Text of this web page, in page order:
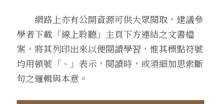
．聽聽，隔山的道人！
網路上亦有公開資源可供大眾閱取，建議參
學者下載「線上聆聽」主頁下方連結之文書檔
案，將其列印出來以便閱讀學習，惟其標點符號
均用頓號「、」表示，閱讀時，或須細加思索斷
句之邏輯與本意。